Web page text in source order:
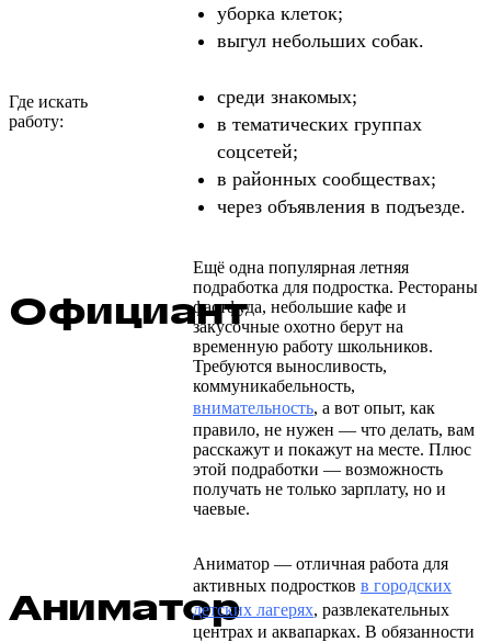
уборка клеток;
выгул небольших собак.
Где искать
работу:
среди знакомых;
в тематических группах
соцсетей;
в районных сообществах;
через объявления в подъезде.
Официант
Ещё одна популярная летняя
подработка для подростка. Рестораны
фастфуда, небольшие кафе и
закусочные охотно берут на
временную работу школьников.
Требуются выносливость,
коммуникабельность,
внимательность, а вот опыт, как
правило, не нужен — что делать, вам
расскажут и покажут на месте. Плюс
этой подработки — возможность
получать не только зарплату, но и
чаевые.
Аниматор
Аниматор — отличная работа для
активных подростков в городских
детских лагерях, развлекательных
центрах и аквапарках. В обязанности